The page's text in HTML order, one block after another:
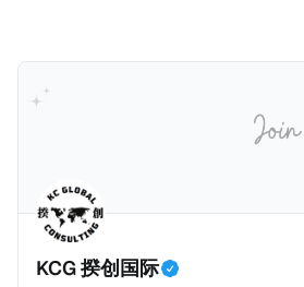
（OECD Global Forum）会提供
尚待完善的CRS成员更好的实施
成全球CRS制度的漏洞。我们一起
助一个发展中国家：塞舌尔（
版的CRS）的实体处以罚款的新闻
ADGM的金融服务监管局（FSRA
以总计61万迪拉姆（折合约人民币
因是它们违反了阿联酋的《2017年
《2022年FATCA条例》。 这两条条例在阿联酋落实了
CRS及FATCA要求，要求报告金
集并报告外国账户持有人的信息，
行为。阿联酋签署的政府间协议通
KCG 揆创国际